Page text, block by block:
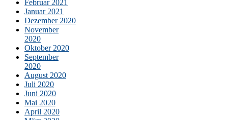
Februar 2021
Januar 2021
Dezember 2020
November
2020
Oktober 2020
September
2020
August 2020
Juli 2020
Juni 2020
Mai 2020
April 2020